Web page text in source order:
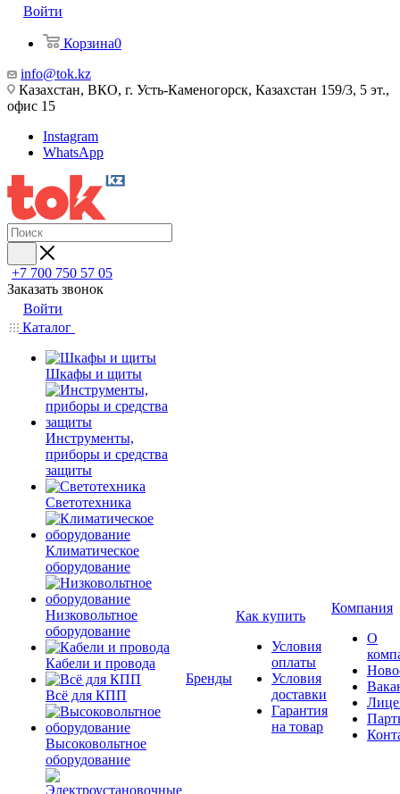
Войти
Корзина0
info@tok.kz
Казахстан, ВКО, г. Усть-Каменогорск, Казахстан 159/3, 5 эт.,
офис 15
Instagram
WhatsApp
+7 700 750 57 05
Заказать звонок
Войти
Каталог
Шкафы и щиты
Инструменты,
приборы и средства
защиты
Светотехника
Климатическое
оборудование
Низковольтное
оборудование
Кабели и провода
Всё для КПП
Высоковольтное
оборудование
Бренды
Как купить
Условия
оплаты
Условия
доставки
Гарантия
на товар
Компания
О